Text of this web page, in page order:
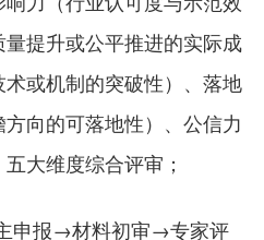
提升或公平推进的实际成
或机制的突破性）、落地
向的可落地性）、公信力
大维度综合评审；
申报→材料初审→专家评